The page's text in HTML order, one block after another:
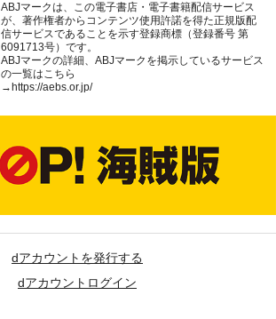
ABJマークは、この電子書店・電子書籍配信サービス
が、著作権者からコンテンツ使用許諾を得た正規版配
信サービスであることを示す登録商標（登録番号 第
6091713号）です。
ABJマークの詳細、ABJマークを掲示しているサービス
の一覧はこちら
→ https://aebs.or.jp/
dアカウントを発行する
dアカウントログイン